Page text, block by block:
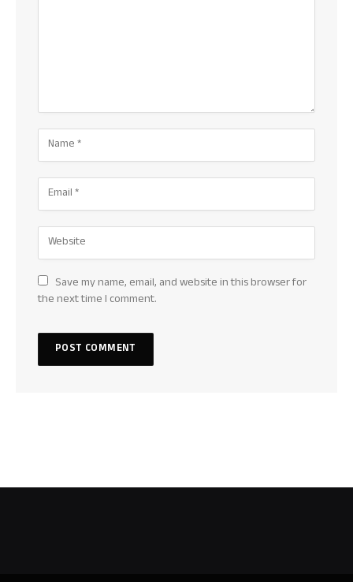
Save my name, email, and website in this browser for
the next time I comment.